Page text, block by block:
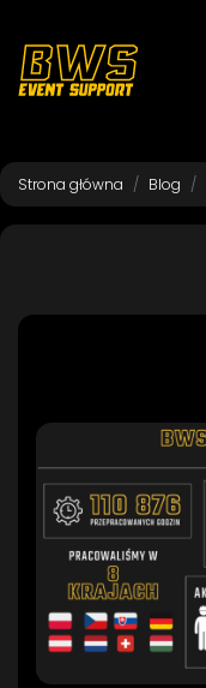
Strona główna Blog